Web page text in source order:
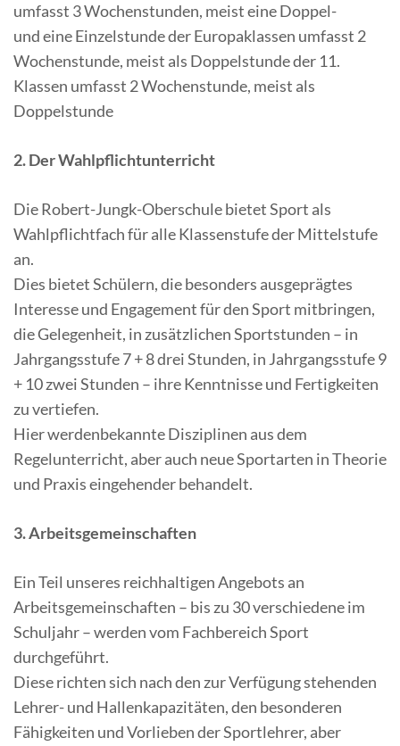
umfasst 3 Wochenstunden, meist eine Doppel-
und eine Einzelstunde der Europaklassen umfasst 2
Wochenstunde, meist als Doppelstunde der 11.
Klassen umfasst 2 Wochenstunde, meist als
Doppelstunde
2. Der Wahlpflichtunterricht
Die Robert-Jungk-Oberschule bietet Sport als
Wahlpflichtfach für alle Klassenstufe der Mittelstufe
an.
Dies bietet Schülern, die besonders ausgeprägtes
Interesse und Engagement für den Sport mitbringen,
die Gelegenheit, in zusätzlichen Sportstunden – in
Jahrgangsstufe 7 + 8 drei Stunden, in Jahrgangsstufe 9
+ 10 zwei Stunden – ihre Kenntnisse und Fertigkeiten
zu vertiefen.
Hier werdenbekannte Disziplinen aus dem
Regelunterricht, aber auch neue Sportarten in Theorie
und Praxis eingehender behandelt.
3. Arbeitsgemeinschaften
Ein Teil unseres reichhaltigen Angebots an
Arbeitsgemeinschaften – bis zu 30 verschiedene im
Schuljahr – werden vom Fachbereich Sport
durchgeführt.
Diese richten sich nach den zur Verfügung stehenden
Lehrer- und Hallenkapazitäten, den besonderen
Fähigkeiten und Vorlieben der Sportlehrer, aber